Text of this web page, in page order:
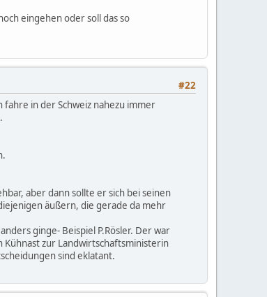
eingehen oder soll das so
#22
in der Schweiz nahezu immer
aber dann sollte er sich bei seinen
äußern, die gerade da mehr
ginge- Beispiel P.Rösler. Der war
Kühnast zur Landwirtschaftsministerin
sind eklatant.